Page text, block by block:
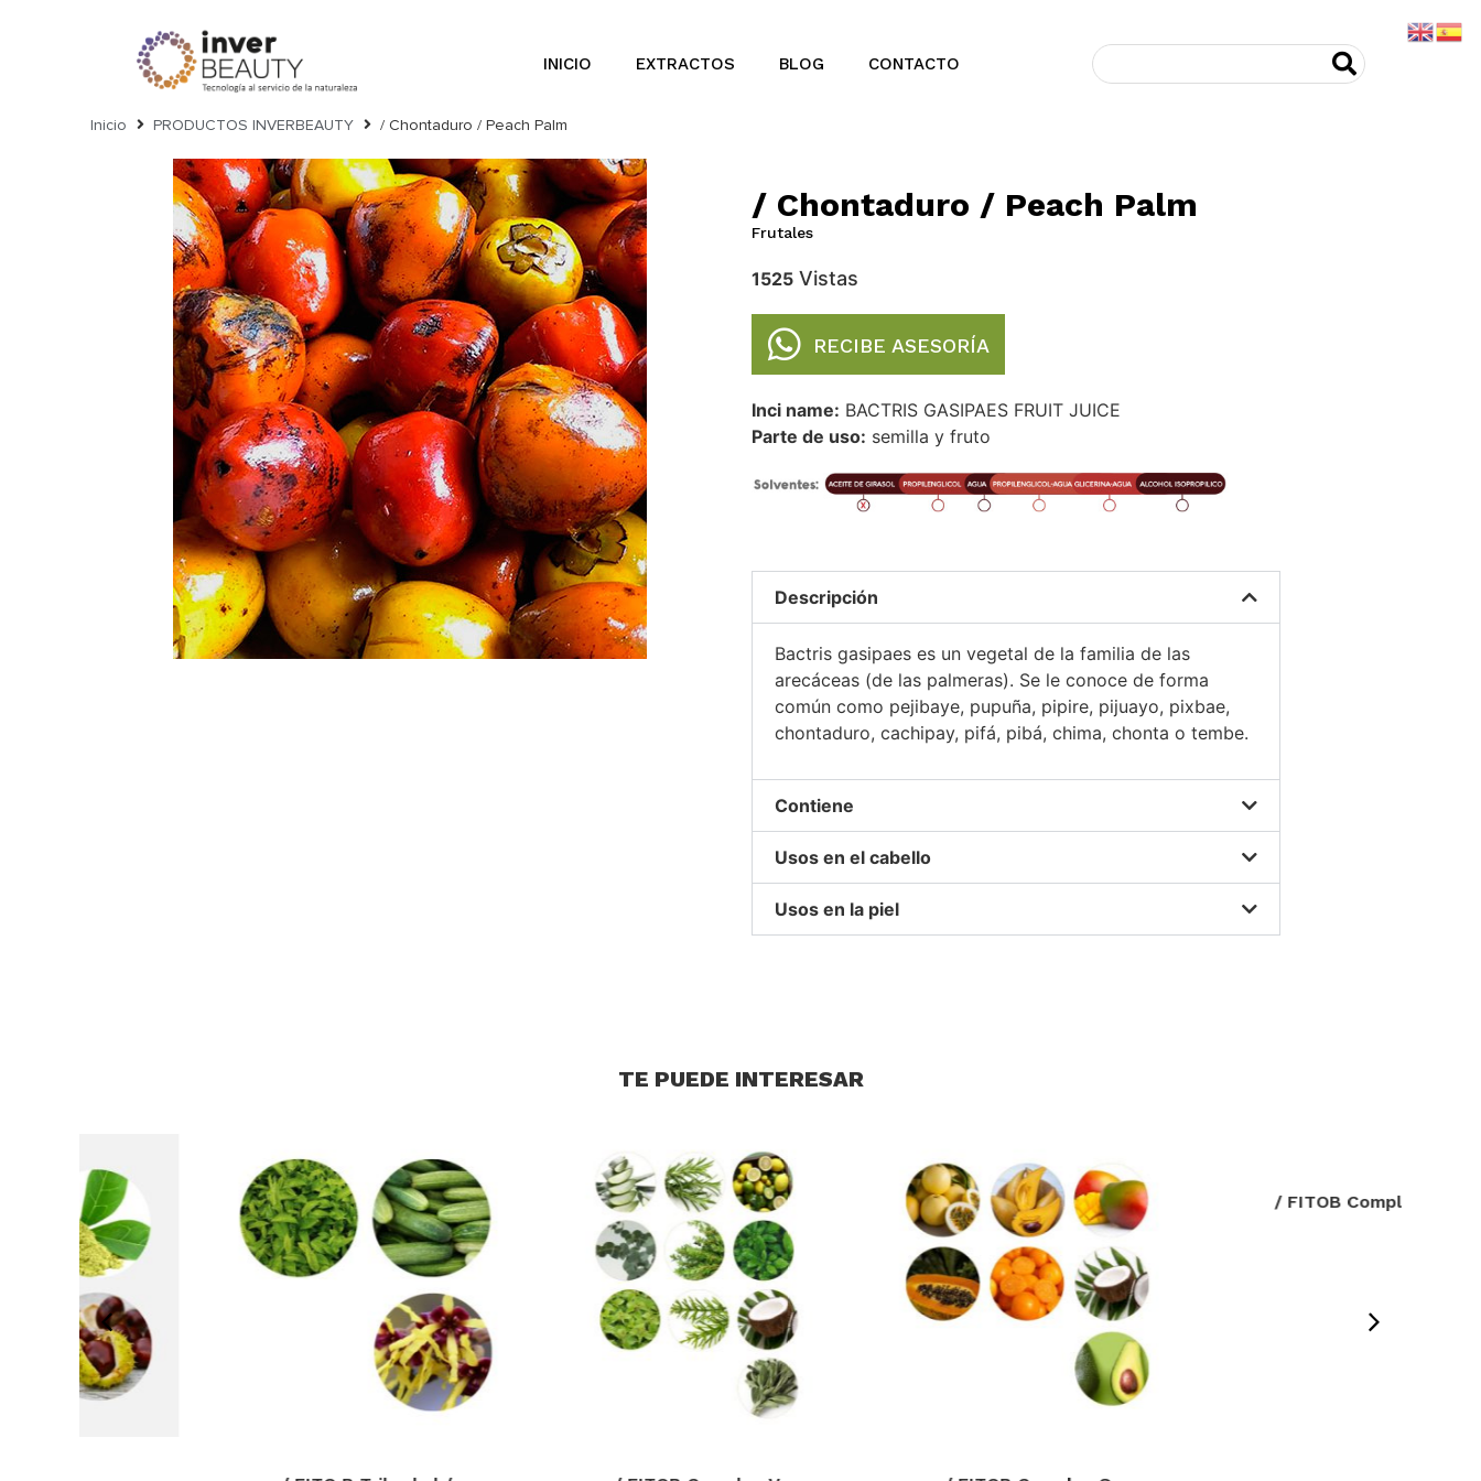
INICIO EXTRACTOS BLOG CONTACTO
Inicio PRODUCTOS INVERBEAUTY / Chontaduro / Peach Palm
/ Chontaduro / Peach Palm
Frutales
1525 Vistas
RECIBE ASESORÍA
Inci name: BACTRIS GASIPAES FRUIT JUICE
Parte de uso: semilla y fruto
Descripción
Bactris gasipaes es un vegetal de la familia de las
arecáceas (de las palmeras). Se le conoce de forma
común como pejibaye, pupuña, pipire, pijuayo, pixbae,
chontaduro, cachipay, pifá, pibá, chima, chonta o tembe.
Contiene
Usos en el cabello
Usos en la piel
TE PUEDE INTERESAR